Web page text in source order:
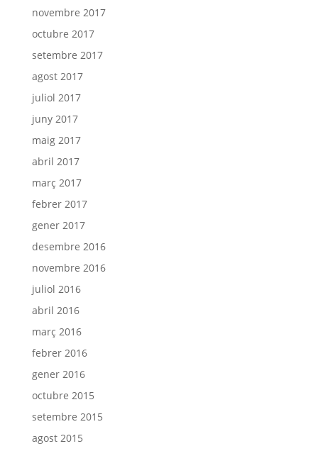
novembre 2017
octubre 2017
setembre 2017
agost 2017
juliol 2017
juny 2017
maig 2017
abril 2017
març 2017
febrer 2017
gener 2017
desembre 2016
novembre 2016
juliol 2016
abril 2016
març 2016
febrer 2016
gener 2016
octubre 2015
setembre 2015
agost 2015